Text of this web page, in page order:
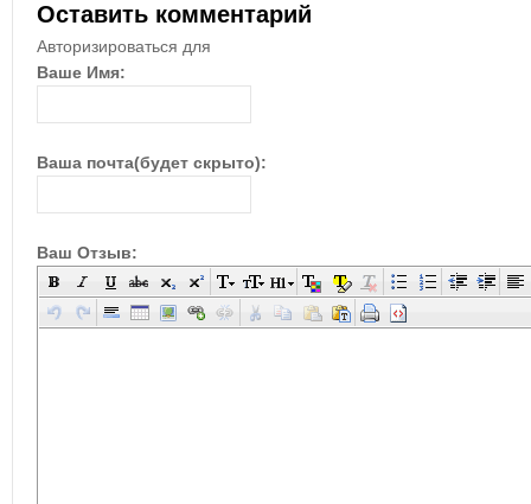
Оставить комментарий
Авторизироваться для
Ваше Имя:
Ваша почта(будет скрыто):
Ваш Отзыв: